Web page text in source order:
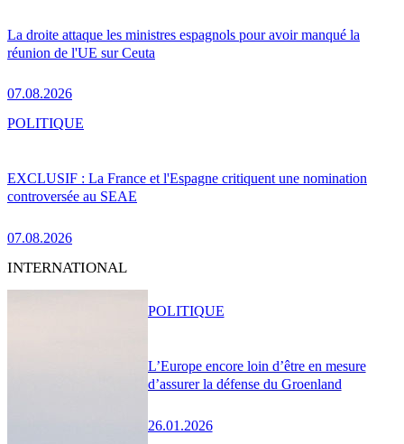
La droite attaque les ministres espagnols pour avoir manqué la
réunion de l'UE sur Ceuta
07.08.2026
EXCLUSIF : La France et l'Espagne critiquent une nomination
controversée au SEAE
07.08.2026
POLITIQUE
INTERNATIONAL
L’Europe encore loin d’être en mesure
d’assurer la défense du Groenland
26.01.2026
POLITIQUE